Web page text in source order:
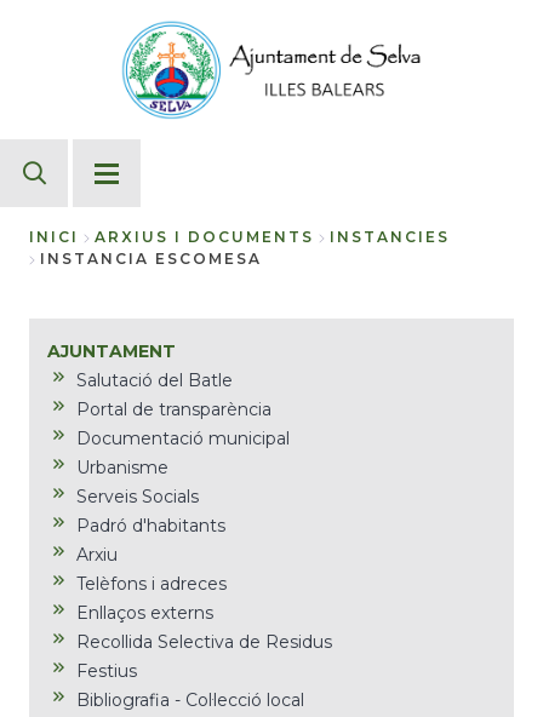
d'Ariadna
INICI ARXIUS I DOCUMENTS
INSTANCIES
INSTANCIA ESCOMESA
AJUNTAMENT
Salutació del Batle
Portal de transparència
Documentació municipal
Urbanisme
Serveis Socials
Padró d'habitants
Arxiu
Telèfons i adreces
Enllaços externs
Recollida Selectiva de Residus
Festius
Bibliografia - Col·lecció local